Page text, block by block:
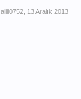
aliii0752 13 Aralık 2013